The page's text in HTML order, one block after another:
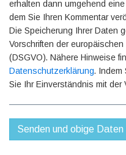
erhalten dann umgehend
dem Sie Ihren Kommentar
Die Speicherung Ihrer Daten
Vorschriften der
(DSGVO). Nähere Hinweise
Datenschutzerklärung. Indem
Sie Ihr Einverständnis mit der